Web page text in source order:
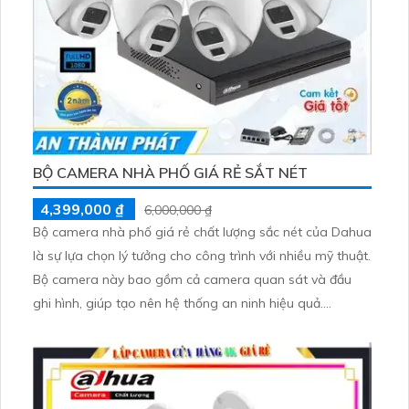
BỘ CAMERA NHÀ PHỐ GIÁ RẺ SẮT NÉT
4,399,000 ₫
6,000,000 ₫
Bộ camera nhà phố giá rẻ chất lượng sắc nét của Dahua
là sự lựa chọn lý tưởng cho công trình với nhiều mỹ thuật.
Bộ camera này bao gồm cả camera quan sát và đầu
ghi hình, giúp tạo nên hệ thống an ninh hiệu quả.
nét, cho phép thu hình cực kỳ rõ ràng và chi tiết